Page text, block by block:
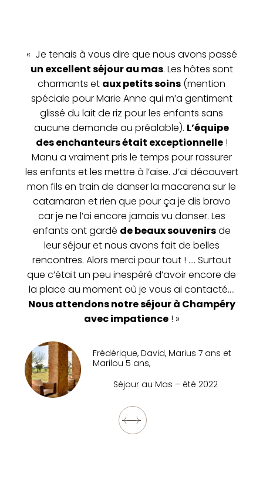
« Je tenais à vous dire que nous avons passé
un excellent séjour au mas. Les hôtes sont
charmants et aux petits soins (mention
spéciale pour Marie Anne qui m’a gentiment
glissé du lait de riz pour les enfants sans
aucune demande au préalable). L’équipe
des enchanteurs était exceptionnelle!
Manu a vraiment pris le temps pour rassurer
les enfants et les mettre à l’aise. J’ai découvert
mon fils en train de danser la macarena sur le
catamaran et rien que pour ça je dis bravo
car je ne l’ai encore jamais vu danser. Les
enfants ont gardé de beaux souvenirsde
leur séjour et nous avons fait de belles
rencontres. Alors merci pour tout ! …. Surtout
que c’était un peu inespéré d’avoir encore de
la place au moment où je vous ai contacté….
Nous attendons notre séjour à Champéry
avec impatience! »
Frédérique, David, Marius 7 ans et
Marilou 5 ans,
Séjour au Mas – été 2022